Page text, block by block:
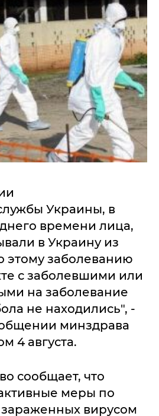
Украины, в
времени лица,
в Украину из
этому заболеванию
с заболевшими или
на заболевание
не находились", -
минздрава
4 августа.
сообщает, что
меры по
вирусом